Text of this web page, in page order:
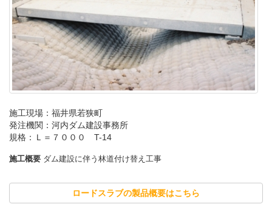
施工現場：福井県若狭町
発注機関：河内ダム建設事務所
規格：Ｌ＝７０００ T-14
施工概要 ダム建設に伴う林道付け替え工事
ロードスラブの製品概要はこちら